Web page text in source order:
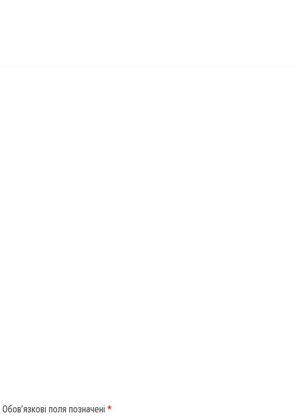
Обов’язкові поля позначені *